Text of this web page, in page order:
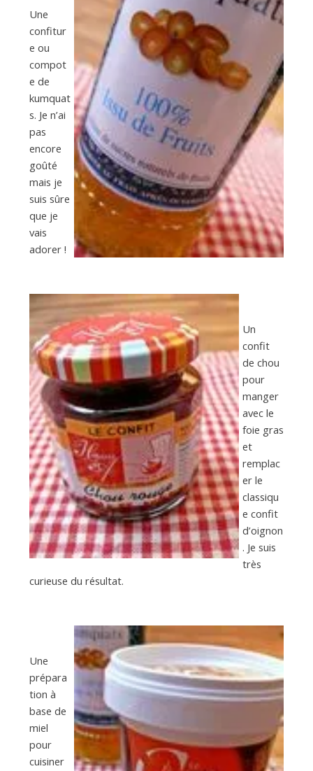
Une
confitur
e ou
compot
e de
kumquat
s. Je n’ai
pas
encore
goûté
mais je
suis sûre
que je
vais
adorer !
Un
confit
de chou
pour
manger
avec le
foie gras
et
remplac
er le
classiqu
e confit
d’oignon
. Je suis
très
curieuse du résultat.
Une
prépara
tion à
base de
miel
pour
cuisiner